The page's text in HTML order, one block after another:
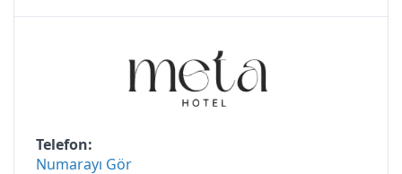
Telefon
Numarayı Gör